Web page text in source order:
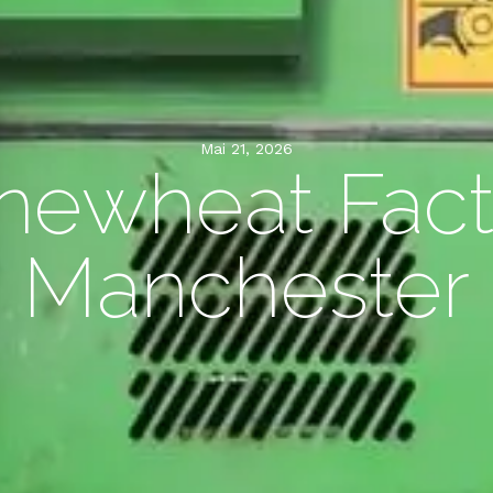
Mai 21, 2026
Manchester